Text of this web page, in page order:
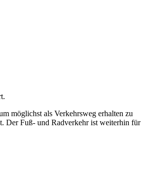
möglichst als Verkehrsweg erhalten zu
Der Fuß- und Radverkehr ist weiterhin für